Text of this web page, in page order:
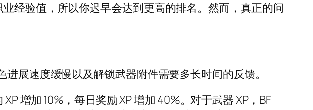
经验值，所以你迟早会达到更高的排名。然而，真正的问
展速度缓慢以及解锁武器附件需要多长时间的反馈。
增加 10%，每日奖励 XP 增加 40%。对于武器 XP，BF